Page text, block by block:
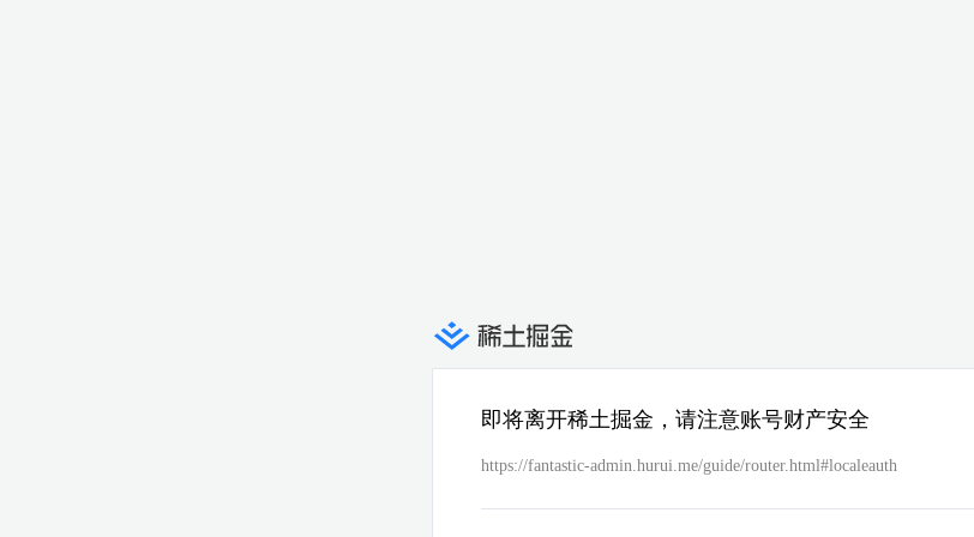
即将离开稀土掘金，请注意账号财产安全
https://fantastic-admin.hurui.me/guide/router.html#localeauth